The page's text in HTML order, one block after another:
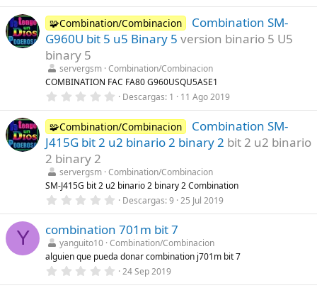
0
0
e
s
e
l
a
(
s
)
🧩Combination/Combinacion
Combination SM-
G960U bit 5 u5 Binary 5 version binario 5 U5
binary 5
servergsm Combination/Combinacion
COMBINATION FAC FA80 G960USQU5ASE1
0
0
0
e
s
e
l
a
(
s
)
Descargas 1 11 Ago 2019
🧩Combination/Combinacion
Combination SM-
J415G bit 2 u2 binario 2 binary 2 bit 2 u2 binario
2 binary 2
servergsm Combination/Combinacion
SM-J415G bit 2 u2 binario 2 binary 2 Combination
0
0
0
e
s
t
r
Descargas 9 25 Jul 2019
Y combination 701m bit 7
yanguito10 Combination/Combinacion
alguien que pueda donar combination j701m bit 7
024 Sep 2019